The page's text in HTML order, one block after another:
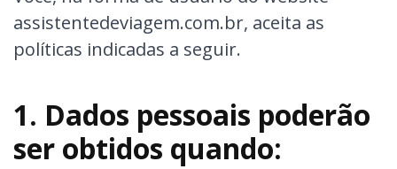
assistentedeviagem.com.br, aceita as
políticas indicadas a seguir.
1. Dados pessoais poderão
ser obtidos quando: